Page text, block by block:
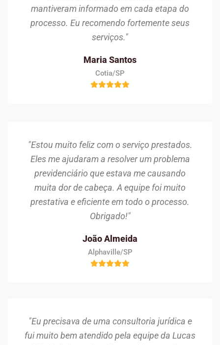
mantiveram informado em cada etapa do
processo. Eu recomendo fortemente seus
serviços."
Maria Santos
Cotia/SP
"Estou muito feliz com o serviço prestados.
Eles me ajudaram a resolver um problema
previdenciário que estava me causando
muita dor de cabeça. A equipe foi muito
prestativa e eficiente em todo o processo.
Obrigado!"
João Almeida
Alphaville/SP
"Eu precisava de uma consultoria jurídica e
fui muito bem atendido pela equipe da Lucas